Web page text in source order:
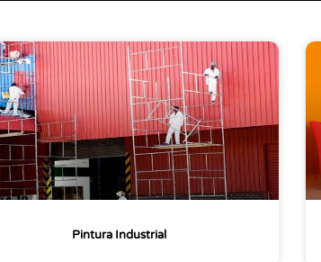
Pintura Industrial